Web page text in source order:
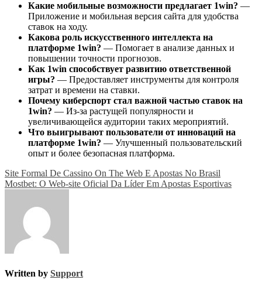
Какие мобильные возможности предлагает 1win? —
Приложение и мобильная версия сайта для удобства
ставок на ходу.
Какова роль искусственного интеллекта на
платформе 1win? — Помогает в анализе данных и
повышении точности прогнозов.
Как 1win способствует развитию ответственной
игры? — Предоставляет инструменты для контроля
затрат и времени на ставки.
Почему киберспорт стал важной частью ставок на
1win? — Из-за растущей популярности и
увеличивающейся аудитории таких мероприятий.
Что выигрывают пользователи от инноваций на
платформе 1win? — Улучшенный пользовательский
опыт и более безопасная платформа.
Post
navigation
Site Formal De Cassino On The Web E Apostas No Brasil
Mostbet: O Web-site Oficial Da Líder Em Apostas Esportivas
Written by Support